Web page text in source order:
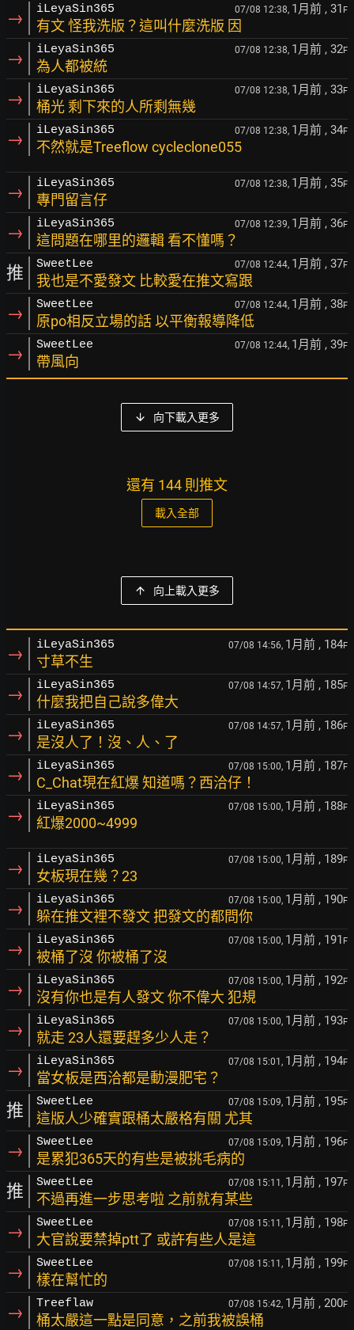
→ iLeyaSin365 07/08 12:38, 1月前 , 31 F
有文 怪我洗版？這叫什麼洗版 因
→ iLeyaSin365 07/08 12:38, 1月前 , 32F
為人都被統
→ iLeyaSin365 07/08 12:38, 1月前 , 33F
桶光 剩下來的人所剩無幾
→ iLeyaSin365 07/08 12:38, 1月前 , 34F
不然就是Treeflow cycleclone055
→ iLeyaSin365 07/08 12:38, 1月前 , 35F
專門留言仔
→ iLeyaSin365 07/08 12:39, 1月前 , 36F
這問題在哪里的邏輯 看不懂嗎？
推 SweetLee 07/08 12:44, 1月前 , 37F
我也是不愛發文 比較愛在推文寫跟
→ SweetLee 07/08 12:44, 1月前 , 38F
原po相反立場的話 以平衡報導降低
→ SweetLee 07/08 12:44, 1月前 , 39F
帶風向
向下載入更多
還有 144 則推文
載入全部
向上載入更多
→ iLeyaSin365 07/08 14:56, 1月前 , 184F
寸草不生
→ iLeyaSin365 07/08 14:57, 1月前 , 185F
什麼我把自己說多偉大
→ iLeyaSin365 07/08 14:57, 1月前 , 186F
是沒人了！沒、人、了
→ iLeyaSin365 07/08 15:00, 1月前 , 187F
C_Chat現在紅爆 知道嗎？西洽仔！
→ iLeyaSin365 07/08 15:00, 1月前 , 188F
紅爆2000~4999
→ iLeyaSin365 07/08 15:00, 1月前 , 189F
女板現在幾？23
→ iLeyaSin365 07/08 15:00, 1月前 , 190F
躲在推文裡不發文 把發文的都問你
→ iLeyaSin365 07/08 15:00, 1月前 , 191 F
被桶了沒 你被桶了沒
→ iLeyaSin365 07/08 15:00, 1月前 , 192F
沒有你也是有人發文 你不偉大 犯規
→ iLeyaSin365 07/08 15:00, 1月前 , 193F
就走 23人還要趕多少人走？
→ iLeyaSin365 07/08 15:01, 1月前 , 194F
當女板是西洽都是動漫肥宅？
推 SweetLee 07/08 15:09, 1月前 , 195F
這版人少確實跟桶太嚴格有關 尤其
→ SweetLee 07/08 15:09, 1月前 , 196F
是累犯365天的有些是被挑毛病的
推 SweetLee 07/08 15:11, 1月前 , 197F
不過再進一步思考啦 之前就有某些
→ SweetLee 07/08 15:11, 1月前 , 198F
大官說要禁掉ptt了 或許有些人是這
→ SweetLee 07/08 15:11, 1月前 , 199F
樣在幫忙的
→ Treeflaw 07/08 15:42, 1月前 , 200F
桶太嚴這一點是同意，之前我被誤桶